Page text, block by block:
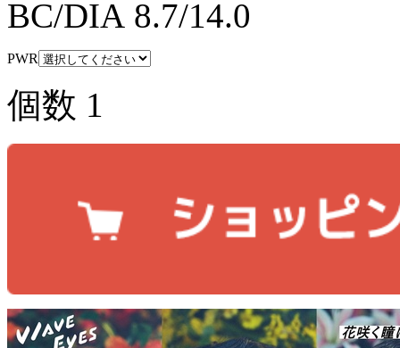
BC/DIA 8.7/14.0
PWR
個数 1